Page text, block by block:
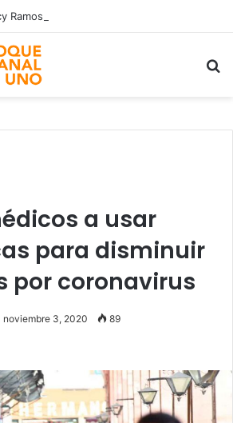
Ramos por la salud de su hijo Miguelito
a usar
para disminuir
por coronavirus
noviembre 3, 2020 89